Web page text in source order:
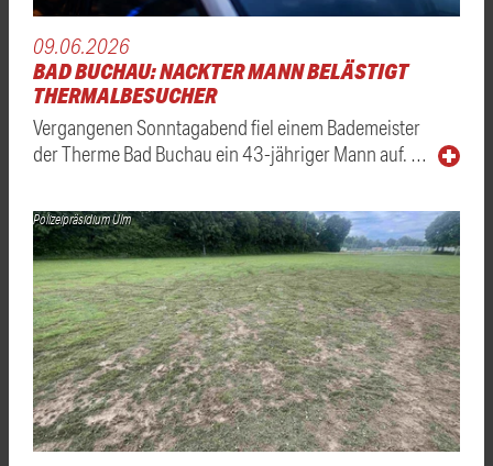
09.06.2026
BAD BUCHAU: NACKTER MANN BELÄSTIGT
THERMALBESUCHER
Vergangenen Sonntagabend fiel einem Bademeister
der Therme Bad Buchau ein 43-jähriger Mann auf. …
Polizeipräsidium Ulm